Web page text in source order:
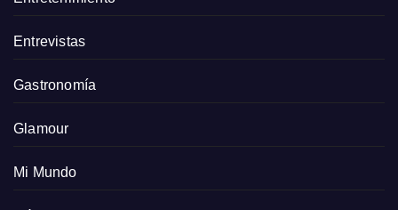
Entrevistas
Gastronomía
Glamour
Mi Mundo